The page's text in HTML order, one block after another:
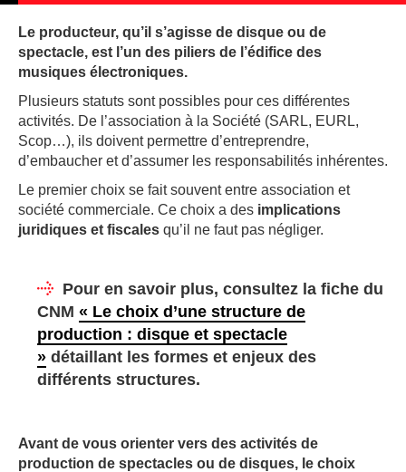
Le producteur, qu’il s’agisse de disque ou de
spectacle, est l’un des piliers de l’édifice des
musiques électroniques.
Plusieurs statuts sont possibles pour ces différentes
activités. De l’association à la Société (SARL, EURL,
Scop…), ils doivent permettre d’entreprendre,
d’embaucher et d’assumer les responsabilités inhérentes.
Le premier choix se fait souvent entre association et
société commerciale. Ce choix a des implications
juridiques et fiscales qu’il ne faut pas négliger.
Pour en savoir plus, consultez la fiche du
CNM « Le choix d’une structure de
production : disque et spectacle
» détaillant les formes et enjeux des
différents structures.
Avant de vous orienter vers des activités de
production de spectacles ou de disques, le choix